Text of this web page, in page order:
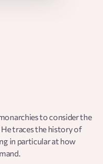
to consider the
traces the history of
in particular at how